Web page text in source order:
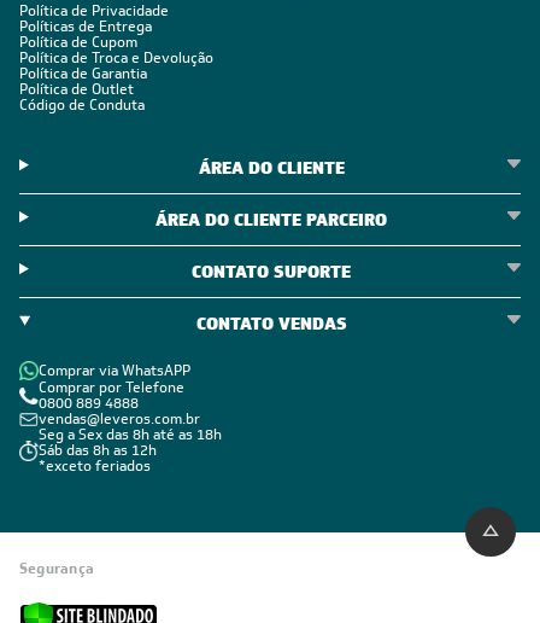
Política de Privacidade
Políticas de Entrega
Política de Cupom
Política de Troca e Devolução
Política de Garantia
Política de Outlet
Código de Conduta
ÁREA DO CLIENTE
ÁREA DO CLIENTE PARCEIRO
CONTATO SUPORTE
CONTATO VENDAS
Comprar via WhatsAPP
Comprar por Telefone
0800 889 4888
vendas@leveros.com.br
Seg a Sex das 8h até as 18h
Sáb das 8h as 12h
*exceto feriados
Segurança